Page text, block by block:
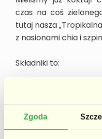
Zgoda
czas na coś
tutaj nasza
z nasionami chia i
Składniki to:
pół szklanki
tropikalnego
1 łyżeczka